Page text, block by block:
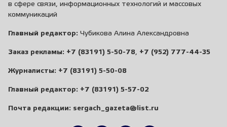
в сфере связи, информационных технологий и массовых
коммуникаций
Главный редактор: Чубикова Алина Александровна
Заказ рекламы: +7 (83191) 5-50-78 +7 (952) 777-44-35
Журналисты: +7 (83191) 5-50-08
Главный редактор: +7 (83191) 5-57-02
Почта редакции: sergach_gazeta@list.ru